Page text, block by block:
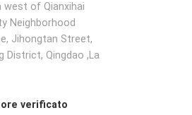
west of Qianxihai
Neighborhood
Jihongtan Street,
District, Qingdao ,La
verificato